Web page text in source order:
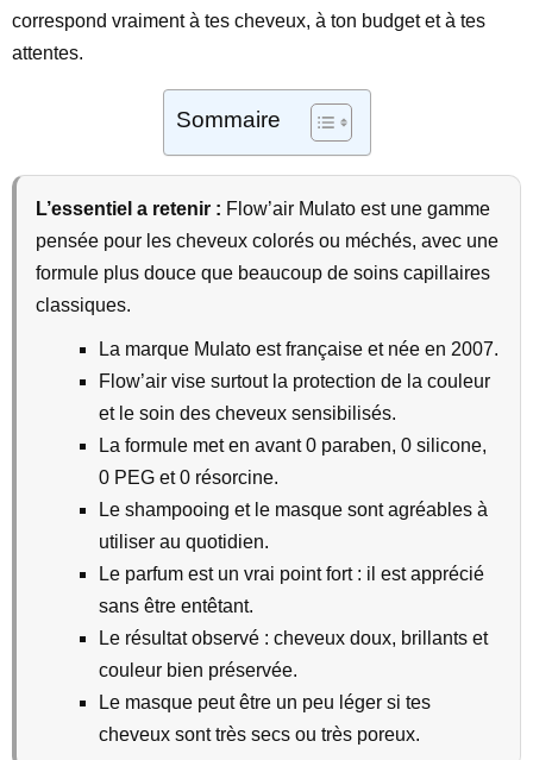
correspond vraiment à tes cheveux, à ton budget et à tes
attentes.
Sommaire
L’essentiel a retenir : Flow’air Mulato est une gamme
pensée pour les cheveux colorés ou méchés, avec une
formule plus douce que beaucoup de soins capillaires
classiques.
La marque Mulato est française et née en 2007.
Flow’air vise surtout la protection de la couleur
et le soin des cheveux sensibilisés.
La formule met en avant 0 paraben, 0 silicone,
0 PEG et 0 résorcine.
Le shampooing et le masque sont agréables à
utiliser au quotidien.
Le parfum est un vrai point fort : il est apprécié
sans être entêtant.
Le résultat observé : cheveux doux, brillants et
couleur bien préservée.
Le masque peut être un peu léger si tes
cheveux sont très secs ou très poreux.